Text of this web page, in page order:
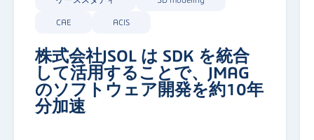
CAE ACIS
株式会社JSOL は SDK を統合
して活用することで、JMAG
のソフトウェア開発を約10年
分加速